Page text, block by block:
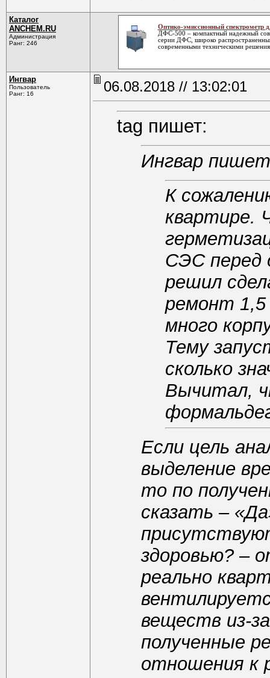
Каталог
ANCHEM.RU
Администрация
Ранг: 246
Оптико-эмиссионный спектрометр
ДФС-500 – компактный надежный
серии ДФС, широко
современными техническими
Ингвар
Пользователь
Ранг: 16
06.08.2018 // 13:02:01
tag пишет:
Ингвар
К
квартире.
СЭС перед
решил
ремонт 1,5
много
Тему
сколько
Вычитал,
Если цель
выделение
то по
сказать –
здоровью? –
реально
веществ из-
полученные
отношения к